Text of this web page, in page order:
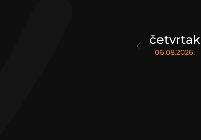
četvrtak
06.08.2026.